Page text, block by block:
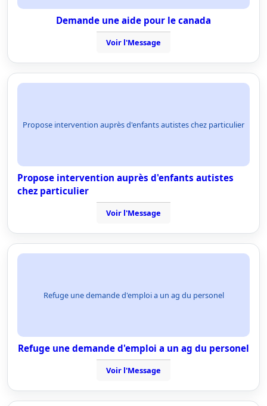
Demande une aide pour le canada
Voir l'Message
Propose intervention auprès d'enfants autistes chez particulier
Propose intervention auprès d'enfants autistes
chez particulier
Voir l'Message
Refuge une demande d'emploi a un ag du personel
Refuge une demande d'emploi a un ag du personel
Voir l'Message